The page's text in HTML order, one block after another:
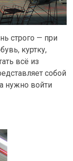
строго — при
куртку,
всё из
собой
нужно войти